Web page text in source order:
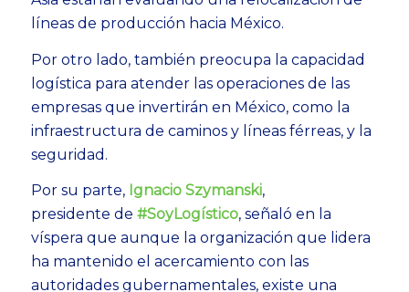
líneas de producción hacia México.
Por otro lado, también preocupa la capacidad
logística para atender las operaciones de las
empresas que invertirán en México, como la
infraestructura de caminos y líneas férreas, y la
seguridad.
Por su parte, Ignacio Szymanski,
presidente de #SoyLogístico, señaló en la
víspera que aunque la organización que lidera
ha mantenido el acercamiento con las
autoridades gubernamentales, existe una